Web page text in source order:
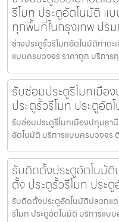
รีโมท ประตูอัตโนมัติ แ
ทุกพื้นที่ในกรุงเทพ ปริ
ช่างประตูรั้วรีโมทอัตโนมัติท่าต
แบบครบวงจร ราคาถูก บริการ
รับซ่อมประตูรีโมทเมือ
ประตูรั้วรีโมท ประตูอัต
รับซ่อมประตูรีโมทเมืองปทุมธา
อัตโนมัติ บริการแบบครบวงจร
รับติดตั้งประตูอัตโนมั
ตั้ง ประตูรั้วรีโมท ประ
รับติดตั้งประตูอัตโนมัติปลวกแด
รีโมท ประตูอัตโนมัติ บริการแ